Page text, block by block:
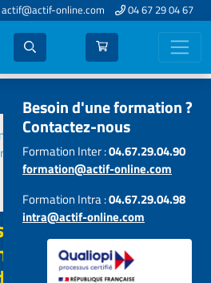
actif@actif-online.com 04 67 29 04 67
- Relations humaines
: la Communication Non
Développer les compétences...
en Institution : la
Violente comme
Besoin d'une formation ?
Contactez-nous
Formation Inter :04.67.29.04.90
formation@actif-online.com
Formation Intra :04.67.29.04.98
intra@actif-online.com